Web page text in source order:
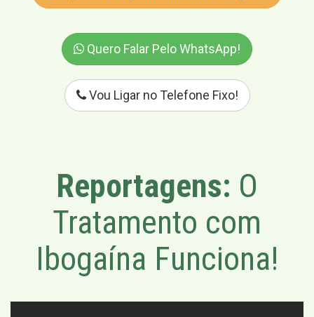
Quero Falar Pelo WhatsApp!
Vou Ligar no Telefone Fixo!
Reportagens: O
Tratamento com
Ibogaína Funciona!